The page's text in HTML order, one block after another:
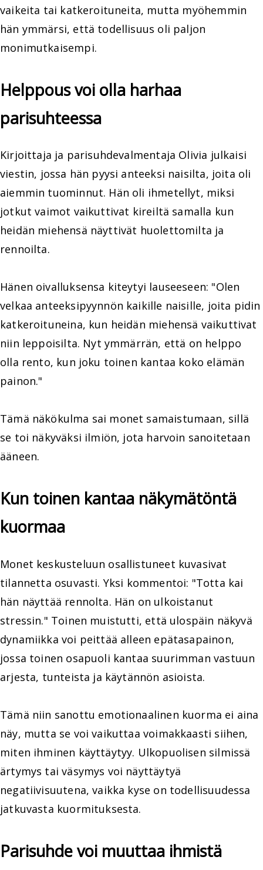
vaikeita tai katkeroituneita, mutta myöhemmin
hän ymmärsi, että todellisuus oli paljon
monimutkaisempi.
Helppous voi olla harhaa
parisuhteessa
Kirjoittaja ja parisuhdevalmentaja Olivia julkaisi
viestin, jossa hän pyysi anteeksi naisilta, joita oli
aiemmin tuominnut. Hän oli ihmetellyt, miksi
jotkut vaimot vaikuttivat kireiltä samalla kun
heidän miehensä näyttivät huolettomilta ja
rennoilta.
Hänen oivalluksensa kiteytyi lauseeseen: "Olen
velkaa anteeksipyynnön kaikille naisille, joita pidin
katkeroituneina, kun heidän miehensä vaikuttivat
niin leppoisilta. Nyt ymmärrän, että on helppo
olla rento, kun joku toinen kantaa koko elämän
painon."
Tämä näkökulma sai monet samaistumaan, sillä
se toi näkyväksi ilmiön, jota harvoin sanoitetaan
ääneen.
Kun toinen kantaa näkymätöntä
kuormaa
Monet keskusteluun osallistuneet kuvasivat
tilannetta osuvasti. Yksi kommentoi: "Totta kai
hän näyttää rennolta. Hän on ulkoistanut
stressin." Toinen muistutti, että ulospäin näkyvä
dynamiikka voi peittää alleen epätasapainon,
jossa toinen osapuoli kantaa suurimman vastuun
arjesta, tunteista ja käytännön asioista.
Tämä niin sanottu emotionaalinen kuorma ei aina
näy, mutta se voi vaikuttaa voimakkaasti siihen,
miten ihminen käyttäytyy. Ulkopuolisen silmissä
ärtymys tai väsymys voi näyttäytyä
negatiivisuutena, vaikka kyse on todellisuudessa
jatkuvasta kuormituksesta.
Parisuhde voi muuttaa ihmistä